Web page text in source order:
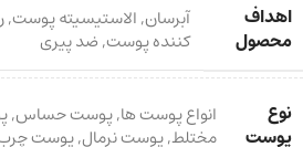
اهداف
محصول
آبرسان,الاستیسیته پوست,
کننده پوست,ضد پیری
نوع
پوست
انواع پوست ها,پوست حساس,
مختلط,پوست نرمال,پوست